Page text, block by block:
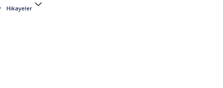
Hikayeler